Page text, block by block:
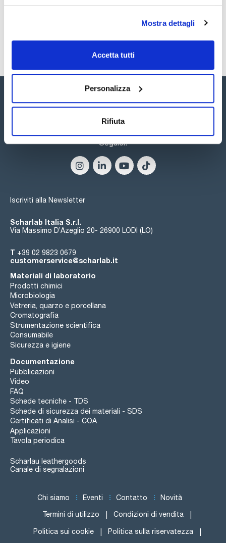
Mostra dettagli
Accetta tutti
Personalizza
Rifiuta
correlati
- Facili da usare: protocollo semplice e facile da seguire
- Senza necessità di attrezzature da laboratorio: tutto il
necessario in un unico kit
- Facili da interpretare: test a flusso laterale di facile visibilità
Sicurezza
Seguici:
Iscriviti alla Newsletter
Scharlab Italia S.r.l.
Via Massimo D’Azeglio 20- 26900 LODI (LO)
T +39 02 9823 0679
customerservice@scharlab.it
Materiali di laboratorio
Prodotti chimici
Microbiologia
Vetreria, quarzo e porcellana
Cromatografia
Strumentazione scientifica
Consumabile
Sicurezza e igiene
Documentazione
Pubblicazioni
Video
FAQ
Schede tecniche - TDS
Schede di sicurezza dei materiali - SDS
Certificati di Analisi - COA
Applicazioni
Tavola periodica
Scharlau leathergoods
Canale di segnalazioni
Chi siamo Eventi Contatto Novità
Termini di utilizzo Condizioni di vendita
Politica sui cookie Politica sulla riservatezza